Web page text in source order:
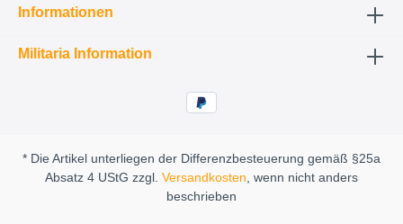
Informationen
Militaria Information
* Die Artikel unterliegen der Differenzbesteuerung gemäß §25a
Absatz 4 UStG zzgl. Versandkosten, wenn nicht anders
beschrieben